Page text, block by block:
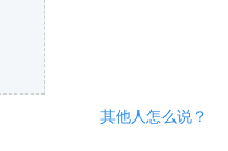
其他人怎么说？